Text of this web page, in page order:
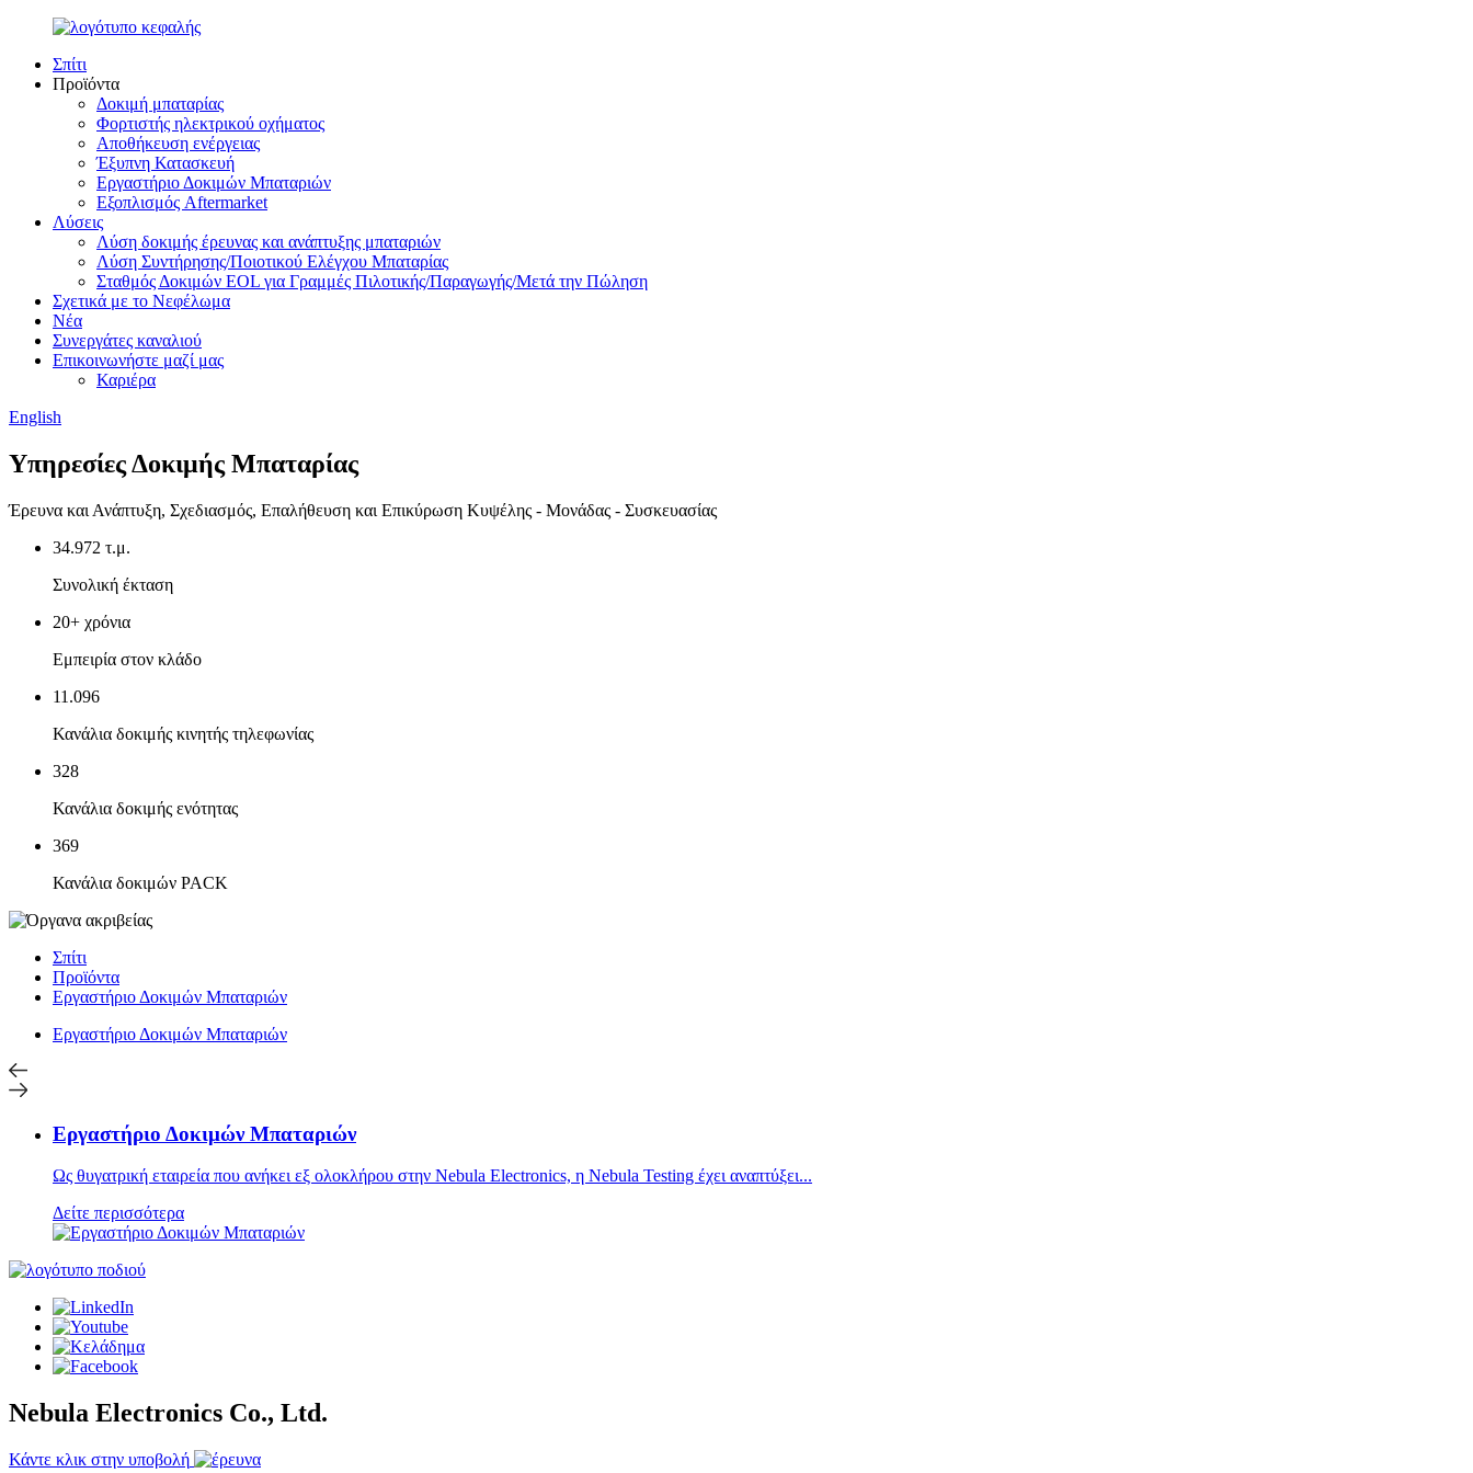
Σπίτι
Προϊόντα
Δοκιμή μπαταρίας
Φορτιστής ηλεκτρικού οχήματος
Αποθήκευση ενέργειας
Έξυπνη Κατασκευή
Εργαστήριο Δοκιμών Μπαταριών
Εξοπλισμός Aftermarket
Λύσεις
Λύση δοκιμής έρευνας και ανάπτυξης μπαταριών
Λύση Συντήρησης/Ποιοτικού Ελέγχου Μπαταρίας
Σταθμός Δοκιμών EOL για Γραμμές Πιλοτικής/Παραγωγής/Μετά την Πώληση
Σχετικά με το Νεφέλωμα
Νέα
Συνεργάτες καναλιού
Επικοινωνήστε μαζί μας
Καριέρα
English
Υπηρεσίες Δοκιμής Μπαταρίας
‌Έρευνα και Ανάπτυξη, Σχεδιασμός, Επαλήθευση και Επικύρωση Κυψέλης - Μονάδας - Συσκευασίας
34.972 τ.μ.
Συνολική έκταση
‌20+ χρόνια
Εμπειρία στον κλάδο
11.096
Κανάλια δοκιμής κινητής τηλεφωνίας
328
Κανάλια δοκιμής ενότητας
369
Κανάλια δοκιμών PACK
Σπίτι
Προϊόντα
Εργαστήριο Δοκιμών Μπαταριών
Εργαστήριο Δοκιμών Μπαταριών
Εργαστήριο Δοκιμών Μπαταριών
Ως θυγατρική εταιρεία που ανήκει εξ ολοκλήρου στην Nebula Electronics, η Nebula Testing έχει αναπτύξει...
Δείτε περισσότερα
Nebula Electronics Co., Ltd.
Κάντε κλικ στην υποβολή